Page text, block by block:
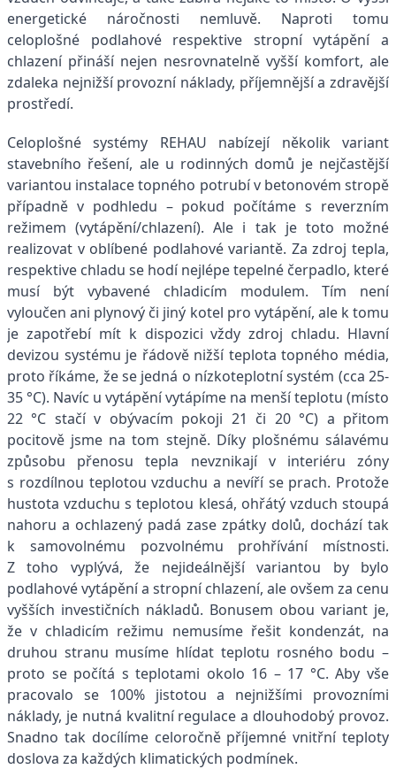
energetické náročnosti nemluvě. Naproti tomu
celoplošné podlahové respektive stropní vytápění a
chlazení přináší nejen nesrovnatelně vyšší komfort, ale
zdaleka nejnižší provozní náklady, příjemnější a zdravější
prostředí.
Celoplošné systémy REHAU nabízejí několik variant
stavebního řešení, ale u rodinných domů je nejčastější
variantou instalace topného potrubí v betonovém stropě
případně v podhledu – pokud počítáme s reverzním
režimem (vytápění/chlazení). Ale i tak je toto možné
realizovat v oblíbené podlahové variantě. Za zdroj tepla,
respektive chladu se hodí nejlépe tepelné čerpadlo, které
musí být vybavené chladicím modulem. Tím není
vyloučen ani plynový či jiný kotel pro vytápění, ale k tomu
je zapotřebí mít k dispozici vždy zdroj chladu. Hlavní
devizou systému je řádově nižší teplota topného média,
proto říkáme, že se jedná o nízkoteplotní systém (cca 25-
35 °C). Navíc u vytápění vytápíme na menší teplotu (místo
22 °C stačí v obývacím pokoji 21 či 20 °C) a přitom
pocitově jsme na tom stejně. Díky plošnému sálavému
způsobu přenosu tepla nevznikají v interiéru zóny
s rozdílnou teplotou vzduchu a nevíří se prach. Protože
hustota vzduchu s teplotou klesá, ohřátý vzduch stoupá
nahoru a ochlazený padá zase zpátky dolů, dochází tak
k samovolnému pozvolnému prohřívání místnosti.
Z toho vyplývá, že nejideálnější variantou by bylo
podlahové vytápění a stropní chlazení, ale ovšem za cenu
vyšších investičních nákladů. Bonusem obou variant je,
že v chladicím režimu nemusíme řešit kondenzát, na
druhou stranu musíme hlídat teplotu rosného bodu –
proto se počítá s teplotami okolo 16 – 17 °C. Aby vše
pracovalo se 100% jistotou a nejnižšími provozními
náklady, je nutná kvalitní regulace a dlouhodobý provoz.
Snadno tak docílíme celoročně příjemné vnitřní teploty
doslova za každých klimatických podmínek.